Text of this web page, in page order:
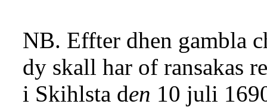
NB. Effter dhen gambla
dy skall har of ransakas
i Skihlsta den 10 juli